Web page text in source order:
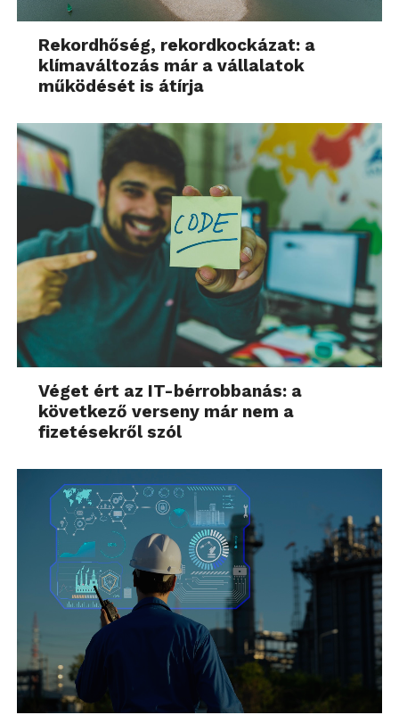
Rekordhőség, rekordkockázat: a
klímaváltozás már a vállalatok
működését is átírja
Véget ért az IT-bérrobbanás: a
következő verseny már nem a
fizetésekről szól